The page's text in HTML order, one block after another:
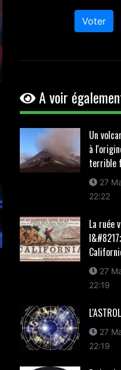
Voter
A voir
Un
à
terrible
27
22:22
La ruée
27
22:19
27
22:19